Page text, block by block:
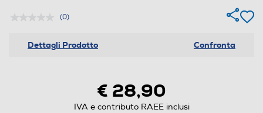
(0)
Dettagli Prodotto Confronta
€ 28,90
IVA e contributo RAEE inclusi